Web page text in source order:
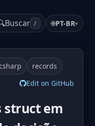
Buscar / 🌐PT-BR▾
records
Edit on GitHub
struct em